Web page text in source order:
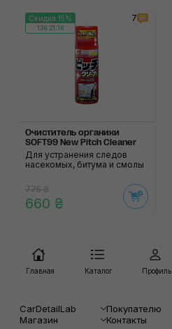
Скидка 15%
136:21:15
7
Очиститель органики
SOFT99 New Pitch Cleaner
Для устранения следов
насекомых, битума и смолы
775 ₴
660 ₴
Главная Каталог Профиль
CarDetailLab Покупателю
Магазин
Контакты